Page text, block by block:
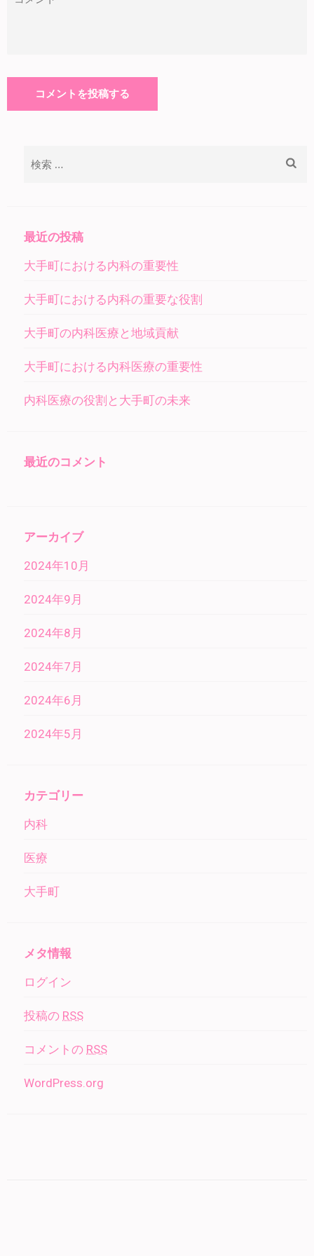
最近の投稿
大手町における内科の重要性
大手町における内科の重要な役割
大手町の内科医療と地域貢献
大手町における内科医療の重要性
内科医療の役割と大手町の未来
最近のコメント
アーカイブ
2024年10月
2024年9月
2024年8月
2024年7月
2024年6月
2024年5月
カテゴリー
内科
医療
大手町
メタ情報
ログイン
投稿の RSS
コメントの RSS
WordPress.org